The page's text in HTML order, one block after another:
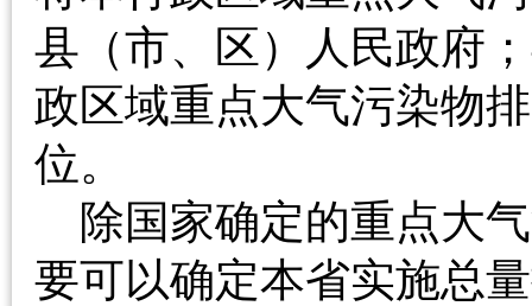
县（市、区）人民政府
政区域重点大气污染物
位。
除国家确定的重点大
要可以确定本省实施总